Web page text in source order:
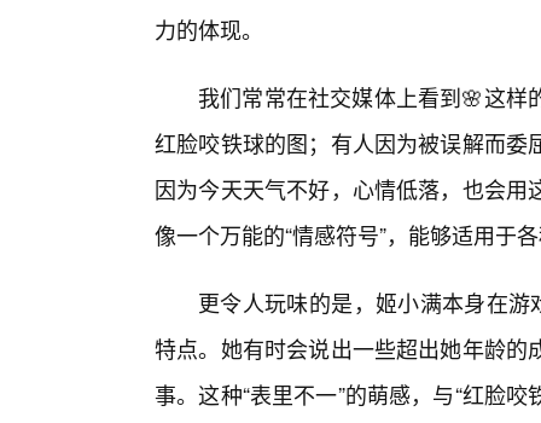
力的体现。
我们常常在社交媒体上看到🌸这
红脸咬铁球的图；有人因为被误解而
因为今天天气不好，心情低落，也会
像一个万能的“情感符号”，能够适用于
更令人玩味的是，姬小满本身在游
特点。她有时会说出一些超出她年龄
事。这种“表里不一”的萌感，与“红脸